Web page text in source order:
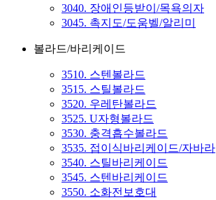
3040. 장애인등받이/목욕의자
3045. 촉지도/도움벨/알리미
볼라드/바리케이드
3510. 스텐볼라드
3515. 스틸볼라드
3520. 우레탄볼라드
3525. U자형볼라드
3530. 충격흡수볼라드
3535. 접이식바리케이드/자바라
3540. 스틸바리케이드
3545. 스텐바리케이드
3550. 소화전보호대